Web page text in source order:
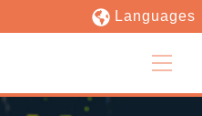
Languages